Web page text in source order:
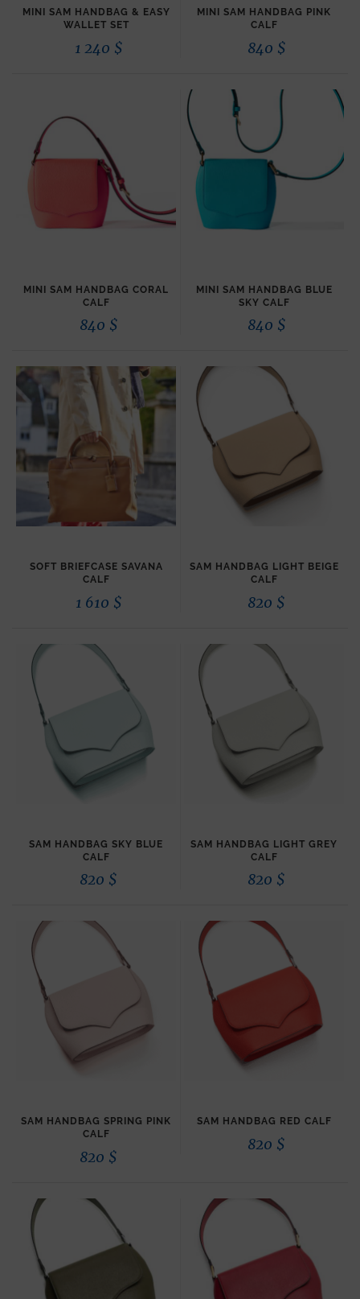
MINI SAM HANDBAG & EASY
WALLET SET
1 240 $
MINI SAM HANDBAG PINK
CALF
840 $
MINI SAM HANDBAG CORAL
CALF
840 $
MINI SAM HANDBAG BLUE
SKY CALF
840 $
SOFT BRIEFCASE SAVANA
CALF
1 610 $
SAM HANDBAG LIGHT BEIGE
CALF
820 $
SAM HANDBAG SKY BLUE
CALF
820 $
SAM HANDBAG LIGHT GREY
CALF
820 $
SAM HANDBAG SPRING PINK
CALF
820 $
SAM HANDBAG RED CALF
820 $